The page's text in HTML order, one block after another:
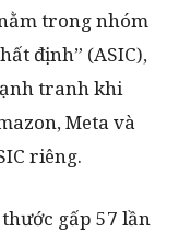
trong nhóm
định” (ASIC),
tranh khi
Meta và
riêng.
gấp 57 lần